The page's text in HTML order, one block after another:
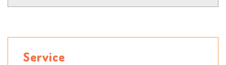
Service